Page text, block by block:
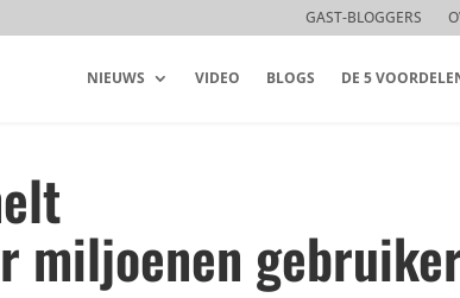
GAST-BLOGGERS
NIEUWS VIDEO BLOGS DE 5
miljoenen